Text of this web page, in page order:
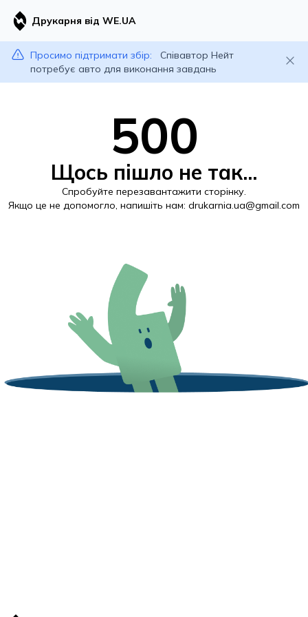
Друкарня від WE.UA
Просимо підтримати збір:
Співавтор Нейт
потребує авто для виконання завдань
500
Щось пішло не так...
Спробуйте перезавантажити сторінку.
Якщо це не допомогло, напишіть нам: drukarnia.ua@gmail.com